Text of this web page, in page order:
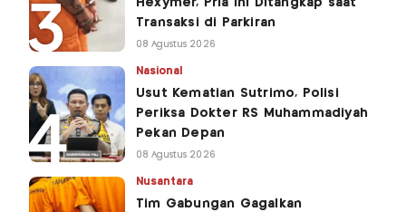
Hexymer, Pria Ini Ditangkap saat
Transaksi di Parkiran
08 Agustus 2026
Nasional
Usut Kematian Sutrimo, Polisi
Periksa Dokter RS Muhammadiyah
Pekan Depan
08 Agustus 2026
Nusantara
Tim Gabungan Gagalkan